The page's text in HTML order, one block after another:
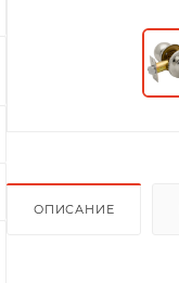
ОПИСАНИЕ